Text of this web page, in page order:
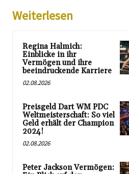
Weiterlesen
Regina Halmich:
Einblicke in ihr
Vermögen und ihre
beeindruckende Karriere
02.08.2026
Preisgeld Dart WM PDC
Weltmeisterschaft: So viel
Geld erhält der Champion
2024!
02.08.2026
Peter Jackson Vermögen: